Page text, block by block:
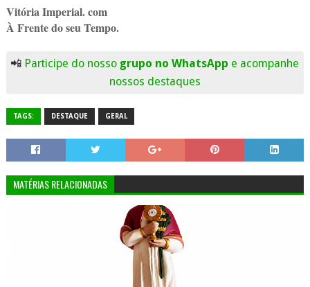
Vitória Imperial. com
À Frente do seu Tempo.
📲 Participe do nosso grupo no WhatsApp e acompanhe
nossos destaques
TAGS: DESTAQUE GERAL
MATÉRIAS RELACIONADAS